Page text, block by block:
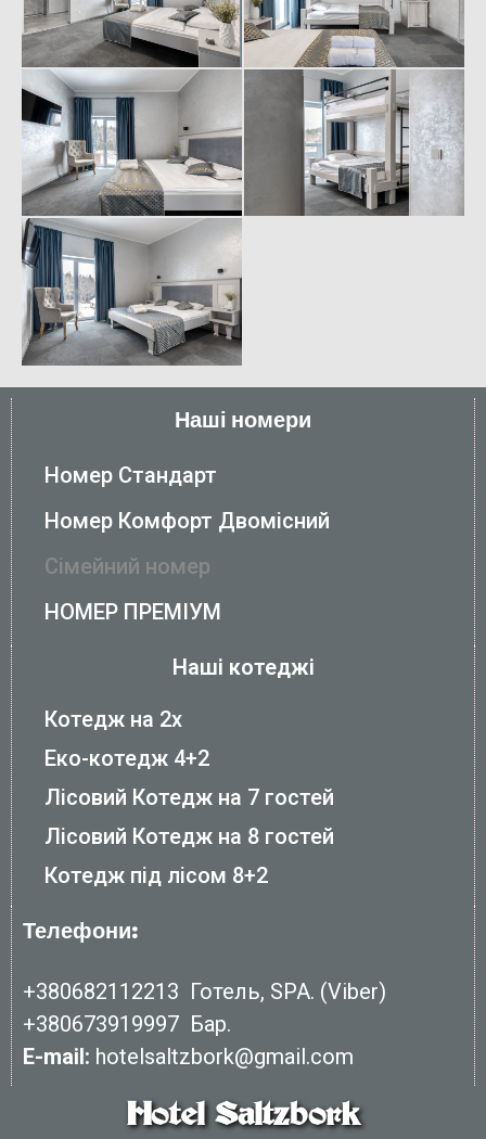
Наші номери
Номер Стандарт
Номер Комфорт Двомісний
Сімейний номер
НОМЕР ПРЕМІУМ
Наші котеджі
Котедж на 2х
Еко-котедж 4+2
Лісовий Котедж на 7 гостей
Лісовий Котедж на 8 гостей
Котедж під лісом 8+2
Телефони:
+380682112213 Готель, SPA. (Viber)
+380673919997 Бар.
E-mail: hotelsaltzbork@gmail.com
Hotel Saltzbork